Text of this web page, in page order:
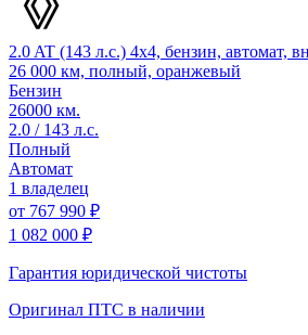
2.0 AT (143 л.с.) 4x4, бензин, автомат,
26 000 км, полный, оранжевый
Бензин
26000 км.
2.0 / 143 л.с.
Полный
Автомат
1 владелец
от 767 990 ₽
1 082 000 ₽
Гарантия юридической чистоты
Оригинал ПТС в наличии